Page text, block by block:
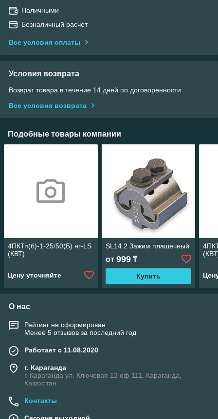
Наличными
Безналичный расчет
Все условия оплаты
Условия возврата
Возврат товара в течение 14 дней по договоренности
Все условия возврата
Подобные товары компании
4ПКТп(б)-1-25/50(Б) нг-LS
(КВТ)
Цену уточняйте
SL14.2 Зажим плашечный
от 999₸
Купить
О нас
Рейтинг не сформирован
Менее 5 отзывов за последний год
Работает с 11.08.2020
г. Караганда
г. Караганда ул. Ключевая 12 оф 111, Караганда,
Казахстан
Контакты